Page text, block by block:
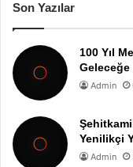
Son Yazılar
100 Yıl
Admin
Yenilikçi
Admin